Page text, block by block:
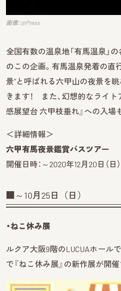
画像：@Press
全国有数の温泉地「有馬温泉」
のこの企画。有馬温泉発着の直
景”と呼ばれる六甲山の夜景を
きます！ また、幻想的なライ
感展望台 六甲枝垂れ』への入場
＜詳細情報＞
六甲有馬夜景鑑賞バスツアー
開催日時：～2020年12月20日（日
■～10月25日（日）
・ねこ休み展
ルクア大阪9階のLUCUAホールで
で『ねこ休み展』の新作展が開催